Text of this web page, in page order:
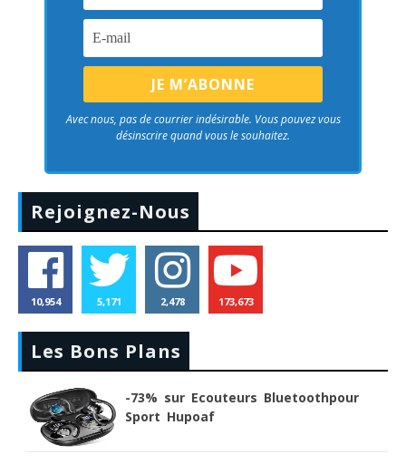
Avec nous, pas de courrier indésirable. Vous pouvez vous
désinscrire quand vous le souhaitez.
Rejoignez-Nous
10,954 5,171 2,478 173,673
Les Bons Plans
-73% sur Ecouteurs Bluetoothpour
Sport Hupoaf